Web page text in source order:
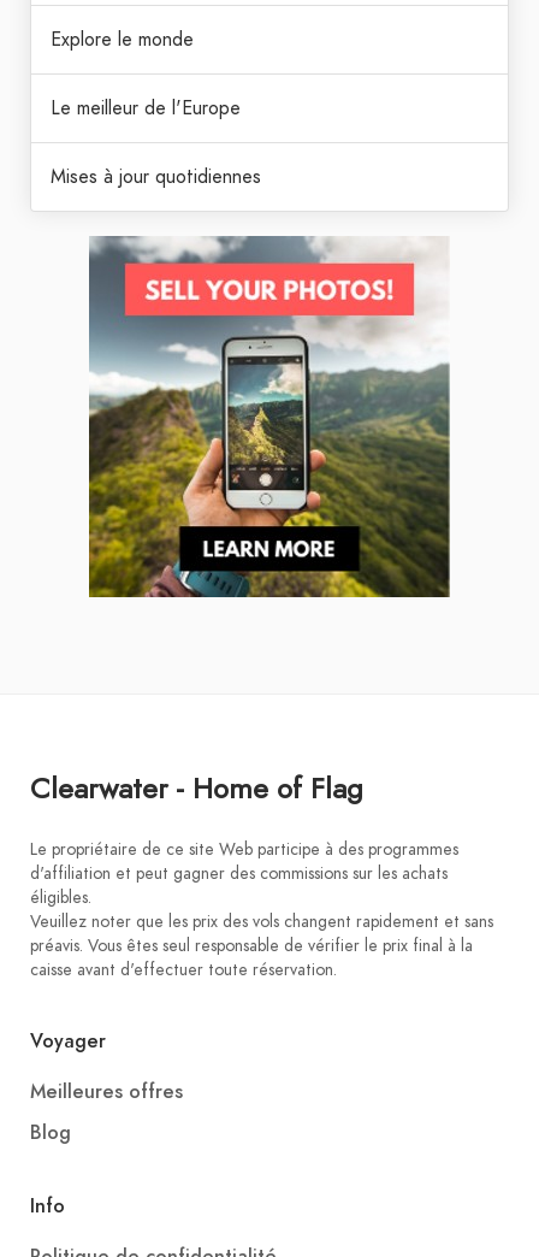
Explore le monde
Le meilleur de l'Europe
Mises à jour quotidiennes
Clearwater - Home of Flag
Le propriétaire de ce site Web participe à des programmes
d'affiliation et peut gagner des commissions sur les achats
éligibles.
Veuillez noter que les prix des vols changent rapidement et sans
préavis. Vous êtes seul responsable de vérifier le prix final à la
caisse avant d'effectuer toute réservation.
Voyager
Meilleures offres
Blog
Info